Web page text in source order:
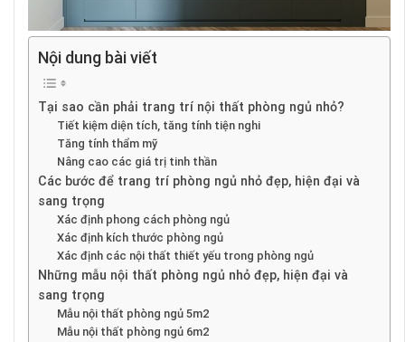
Nội dung bài viết
Tại sao cần phải trang trí nội thất phòng ngủ nhỏ?
Tiết kiệm diện tích, tăng tính tiện nghi
Tăng tính thẩm mỹ
Nâng cao các giá trị tinh thần
Các bước để trang trí phòng ngủ nhỏ đẹp, hiện đại và
sang trọng
Xác định phong cách phòng ngủ
Xác định kích thước phòng ngủ
Xác định các nội thất thiết yếu trong phòng ngủ
Những mẫu nội thất phòng ngủ nhỏ đẹp, hiện đại và
sang trọng
Mẫu nội thất phòng ngủ 5m2
Mẫu nội thất phòng ngủ 6m2